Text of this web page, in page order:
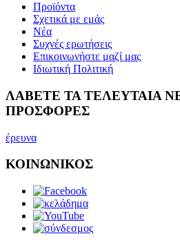
Προϊόντα
Σχετικά με εμάς
Νέα
Συχνές ερωτήσεις
Επικοινωνήστε μαζί μας
Ιδιωτική Πολιτική
ΛΑΒΕΤΕ ΤΑ ΤΕΛΕΥΤΑΙΑ
ΠΡΟΣΦΟΡΕΣ
έρευνα
ΚΟΙΝΩΝΙΚΟΣ